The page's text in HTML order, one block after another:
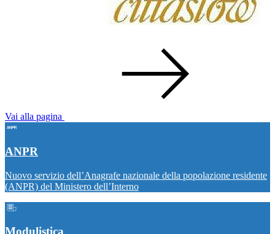
Vai alla pagina
ANPR
Nuovo servizio dell’Anagrafe nazionale della popolazione residente
(ANPR) del Ministero dell’Interno
Modulistica